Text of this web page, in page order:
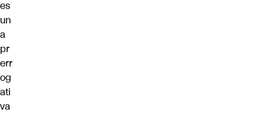
es
un
a
pr
err
og
ati
va